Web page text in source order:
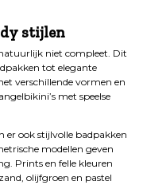
stijlen
niet compleet. Dit
tot elegante
verschillende vormen en
met speelse
er ook stijlvolle badpakken
modellen geven
Prints en felle kleuren
olijfgroen en pastel